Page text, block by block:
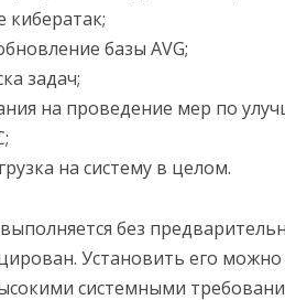
кибератак;
базы AVG;
задач;
на проведение мер по
на систему в целом.
без
Установить его
системными